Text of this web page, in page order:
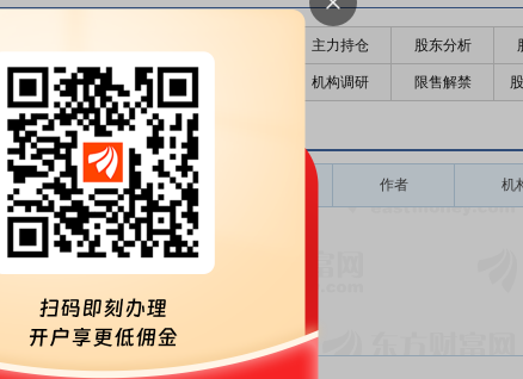
主力持仓 股东分析
股东大会 个股研报 机构调研 限售解禁
互联网电商盈利预测
东财
评级
作者 机